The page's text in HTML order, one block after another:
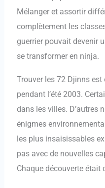
Mélanger et assortir
complètement les
guerrier pouvait devenir
se transformer en ninja.
Trouver les 72 Djinns
pendant l’été 2003.
dans les villes. D’autres
énigmes
les plus insaisissables
pas avec de nouvelles
Chaque découverte était